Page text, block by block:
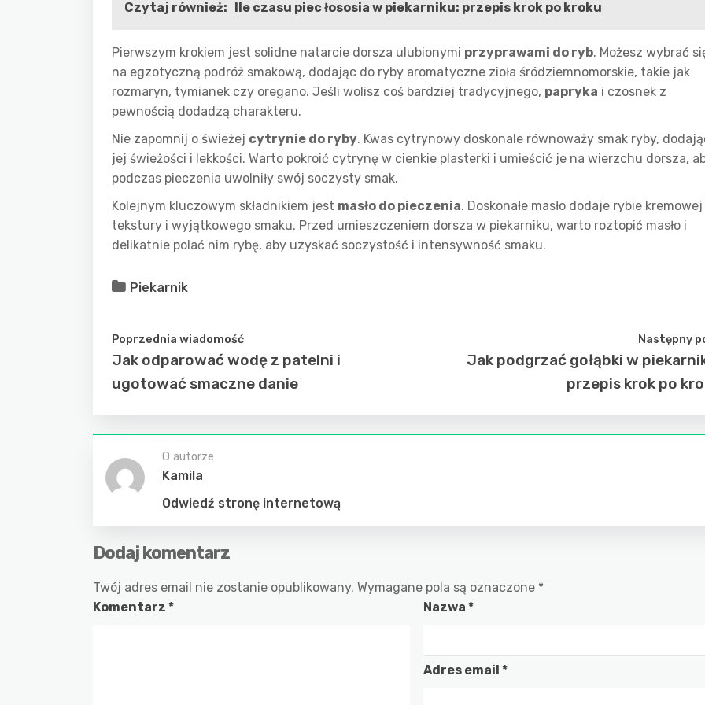
Czytaj również: Ile czasu piec łososia w piekarniku: przepis krok po kroku
Pierwszym krokiem jest solidne natarcie dorsza ulubionymi przyprawami do ryb. Możesz wybrać
na egzotyczną podróż smakową, dodając do ryby aromatyczne zioła śródziemnomorskie, takie jak
rozmaryn, tymianek czy oregano. Jeśli wolisz coś bardziej tradycyjnego, papryka i czosnek z
pewnością dodadzą charakteru.
Nie zapomnij o świeżej cytrynie do ryby. Kwas cytrynowy doskonale równoważy smak ryby,
jej świeżości i lekkości. Warto pokroić cytrynę w cienkie plasterki i umieścić je na wierzchu dorsza,
podczas pieczenia uwolniły swój soczysty smak.
Kolejnym kluczowym składnikiem jest masło do pieczenia. Doskonałe masło dodaje rybie kremowej
tekstury i wyjątkowego smaku. Przed umieszczeniem dorsza w piekarniku, warto roztopić masło i
delikatnie polać nim rybę, aby uzyskać soczystość i intensywność smaku.
Piekarnik
Poprzednia wiadomość
Jak odparować wodę z patelni i
ugotować smaczne danie
Następny
Jak podgrzać gołąbki w
przepis krok po
O autorze
Kamila
Odwiedź stronę internetową
Dodaj komentarz
Twój adres email nie zostanie opublikowany. Wymagane pola są oznaczone *
Komentarz * Nazwa *
Adres email *